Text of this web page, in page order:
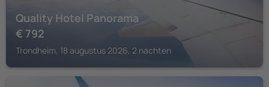
Quality Hotel Panorama
€ 792
Trondheim, 18 augustus 2026, 2 nachten